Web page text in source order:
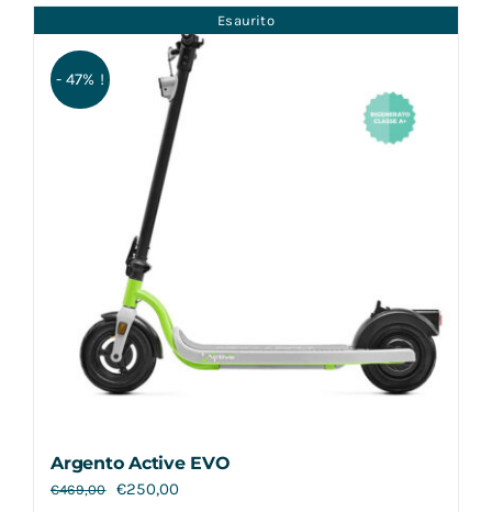
Esaurito
- 47% !
Argento Active EVO
€469,00 €250,00